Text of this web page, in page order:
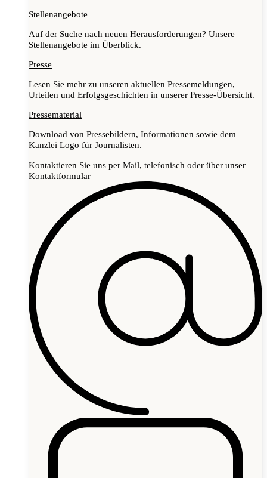
Stellenangebote
Auf der Suche nach neuen Herausforderungen? Unsere
Stellenangebote im Überblick.
Presse
Lesen Sie mehr zu unseren aktuellen Pressemeldungen,
Urteilen und Erfolgsgeschichten in unserer Presse-Übersicht.
Pressematerial
Download von Pressebildern, Informationen sowie dem
Kanzlei Logo für Journalisten.
Kontaktieren Sie uns per Mail, telefonisch oder über unser
Kontaktformular